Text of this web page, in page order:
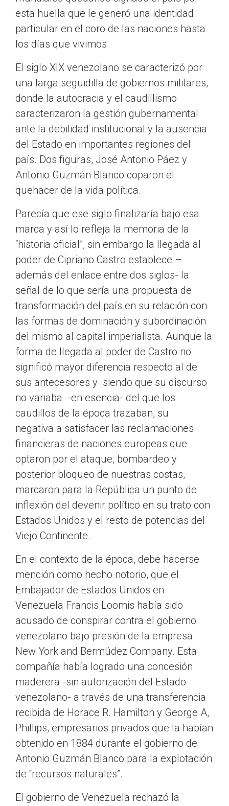
esta huella que le generó una identidad
particular en el coro de las naciones hasta
los días que vivimos.
El siglo XIX venezolano se caracterizó por
una larga seguidilla de gobiernos militares,
donde la autocracia y el caudillismo
caracterizaron la gestión gubernamental
ante la debilidad institucional y la ausencia
del Estado en importantes regiones del
país. Dos figuras, José Antonio Páez y
Antonio Guzmán Blanco coparon el
quehacer de la vida política.
Parecía que ese siglo finalizaría bajo esa
marca y así lo refleja la memoria de la
“historia oficial”, sin embargo la llegada al
poder de Cipriano Castro establece –
además del enlace entre dos siglos- la
señal de lo que sería una propuesta de
transformación del país en su relación con
las formas de dominación y subordinación
del mismo al capital imperialista. Aunque la
forma de llegada al poder de Castro no
significó mayor diferencia respecto al de
sus antecesores y siendo que su discurso
no variaba -en esencia- del que los
caudillos de la época trazaban, su
negativa a satisfacer las reclamaciones
financieras de naciones europeas que
optaron por el ataque, bombardeo y
posterior bloqueo de nuestras costas,
marcaron para la República un punto de
inflexión del devenir político en su trato con
Estados Unidos y el resto de potencias del
Viejo Continente.
En el contexto de la época, debe hacerse
mención como hecho notorio, que el
Embajador de Estados Unidos en
Venezuela Francis Loomis había sido
acusado de conspirar contra el gobierno
venezolano bajo presión de la empresa
New York and Bermúdez Company. Esta
compañía había logrado una concesión
maderera -sin autorización del Estado
venezolano- a través de una transferencia
recibida de Horace R. Hamilton y George A,
Phillips, empresarios privados que la habían
obtenido en 1884 durante el gobierno de
Antonio Guzmán Blanco para la explotación
de “recursos naturales”.
El gobierno de Venezuela rechazó la